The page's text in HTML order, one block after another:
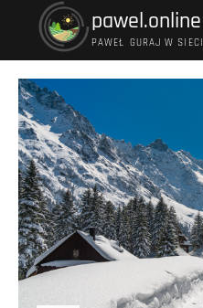
pawel.online
PAWEŁ GURAJ W SIECI